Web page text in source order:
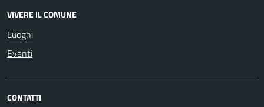
VIVERE IL COMUNE
Luoghi
Eventi
CONTATTI